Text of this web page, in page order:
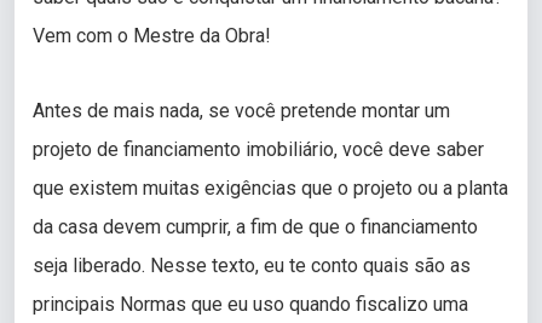
Vem com o Mestre da Obra!
Antes de mais nada, se você pretende montar um
projeto de financiamento imobiliário, você deve saber
que existem muitas exigências que o projeto ou a planta
da casa devem cumprir, a fim de que o financiamento
seja liberado. Nesse texto, eu te conto quais são as
principais Normas que eu uso quando fiscalizo uma